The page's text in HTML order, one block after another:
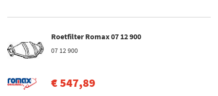
Roetfilter Romax 07 12 900
07 12 900
€ 547,89